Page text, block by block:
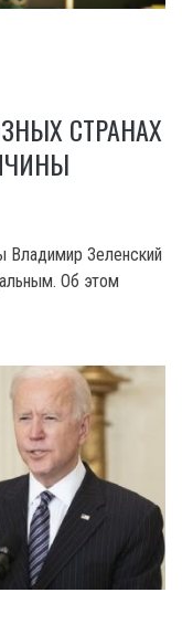
СТРАНАХ
Владимир Зеленский
Об этом